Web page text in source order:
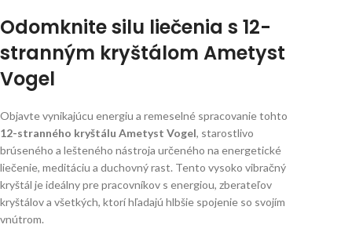
Odomknite silu liečenia s 12-
stranným kryštálom Ametyst
Vogel
Objavte vynikajúcu energiu a remeselné spracovanie tohto
12-stranného kryštálu Ametyst Vogel, starostlivo
brúseného a lešteného nástroja určeného na energetické
liečenie, meditáciu a duchovný rast. Tento vysoko vibračný
kryštál je ideálny pre pracovníkov s energiou, zberateľov
kryštálov a všetkých, ktorí hľadajú hlbšie spojenie so svojím
vnútrom.